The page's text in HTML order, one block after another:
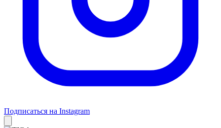
Подписаться на Instagram